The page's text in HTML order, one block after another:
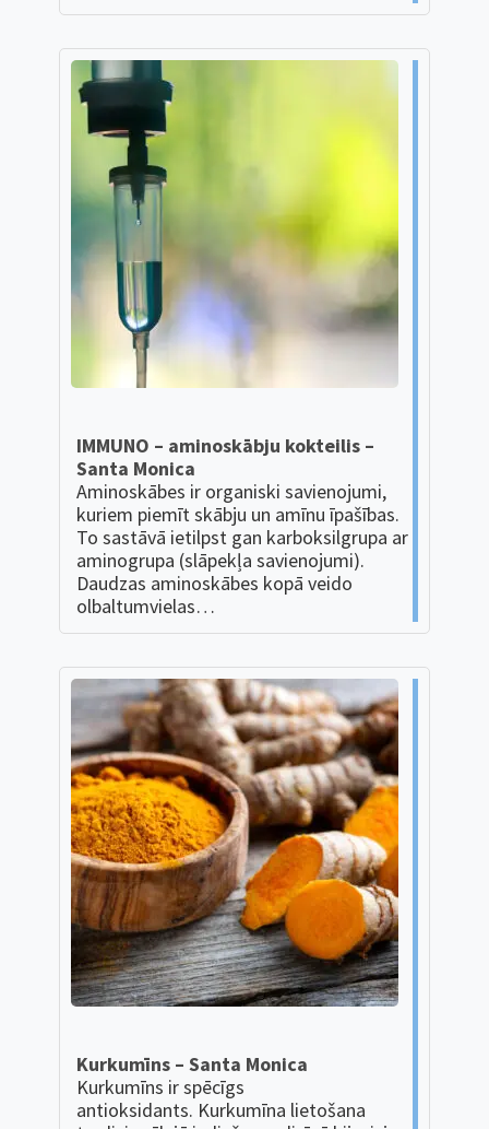
IMMUNO – aminoskābju kokteilis –
Santa Monica
Aminoskābes ir organiski savienojumi,
kuriem piemīt skābju un amīnu īpašības.
To sastāvā ietilpst gan karboksilgrupa ar
aminogrupa (slāpekļa savienojumi).
Daudzas aminoskābes kopā veido
olbaltumvielas…
Kurkumīns – Santa Monica
Kurkumīns ir spēcīgs
antioksidants. Kurkumīna lietošana